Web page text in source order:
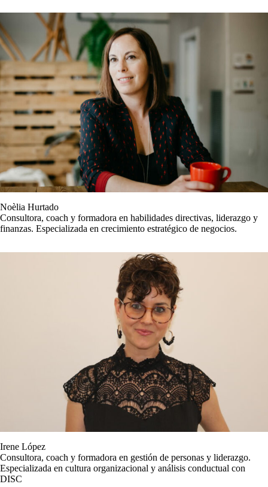
Noèlia Hurtado
Consultora, coach y formadora en habilidades directivas, liderazgo y
finanzas. Especializada en crecimiento estratégico de negocios.
Irene López
Consultora, coach y formadora en gestión de personas y liderazgo.
Especializada en cultura organizacional y análisis conductual con
DISC